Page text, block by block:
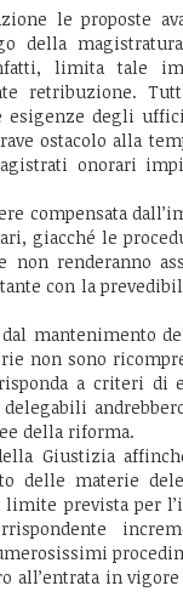
le proposte
della
limita tale
retribuzione.
esigenze degli
ostacolo alla
onorari
compensata
giacché le
renderanno
con la
mantenimento
non sono
a criteri di
della riforma.
Giustizia
delle materie
prevista per
all’entrata in